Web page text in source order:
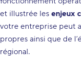
et illustrée les enjeux
votre entreprise peut
propres ainsi que de
régional.